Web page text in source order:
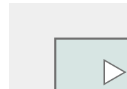
für dich beste Strategie!
• Beim Online-Spiel kannst
Spieler und Rivalen aus
Versuspunkte zu erkämpfen